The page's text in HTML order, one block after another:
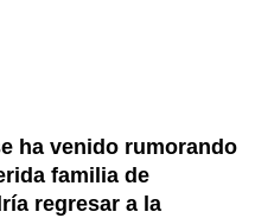
ha venido rumorando
familia de
regresar a la